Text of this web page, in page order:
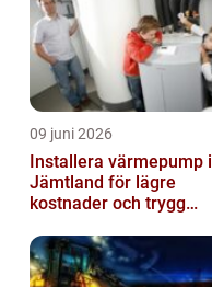
09 juni 2026
Installera värmepump i
Jämtland för lägre
kostnader och trygg